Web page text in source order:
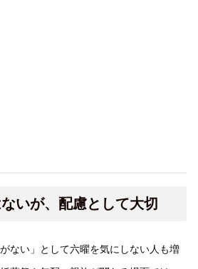
いが、配慮として大切
ない」として六曜を気にしない人も増